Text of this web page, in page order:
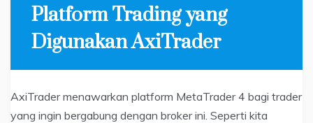
Platform Trading yang
Digunakan AxiTrader
AxiTrader menawarkan platform MetaTrader 4 bagi trader
yang ingin bergabung dengan broker ini. Seperti kita